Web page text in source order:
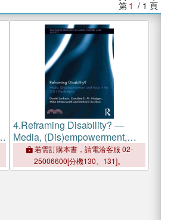
第 1 / 1 頁
4.Reframing Disability? ―
Media, (Dis)empowerment,
and Voice in the 2012
Paralympics
若需訂購本書，請電洽客服 02-
25006600[分機130、131]。